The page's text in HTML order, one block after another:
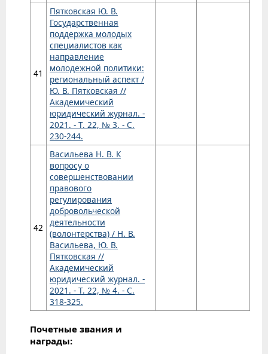
41
Пятковская Ю. В.
Государственная
поддержка молодых
специалистов как
направление
молодежной политики:
региональный аспект /
Ю. В. Пятковская //
Академический
юридический журнал. -
2021. - Т. 22, № 3. - С.
230-244.
42
Васильева Н. В. К
вопросу о
совершенствовании
правового
регулирования
добровольческой
деятельности
(волонтерства) / Н. В.
Васильева, Ю. В.
Пятковская //
Академический
юридический журнал. -
2021. - Т. 22, № 4. - С.
318-325.
Почетные звания и
награды: